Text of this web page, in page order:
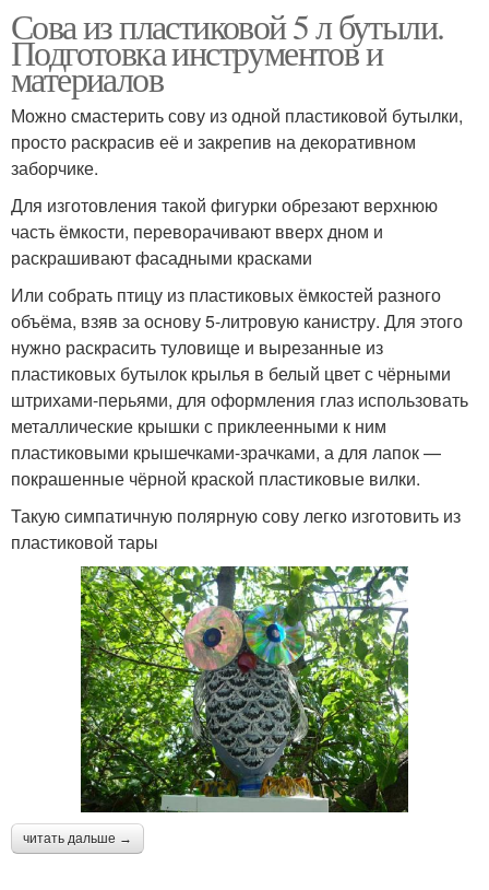
Сова из пластиковой 5 л бутыли.
Подготовка инструментов и
материалов
Можно смастерить сову из одной пластиковой бутылки,
просто раскрасив её и закрепив на декоративном
заборчике.
Для изготовления такой фигурки обрезают верхнюю
часть ёмкости, переворачивают вверх дном и
раскрашивают фасадными красками
Или собрать птицу из пластиковых ёмкостей разного
объёма, взяв за основу 5-литровую канистру. Для этого
нужно раскрасить туловище и вырезанные из
пластиковых бутылок крылья в белый цвет с чёрными
штрихами-перьями, для оформления глаз использовать
металлические крышки с приклеенными к ним
пластиковыми крышечками-зрачками, а для лапок —
покрашенные чёрной краской пластиковые вилки.
Такую симпатичную полярную сову легко изготовить из
пластиковой тары
читать дальше →